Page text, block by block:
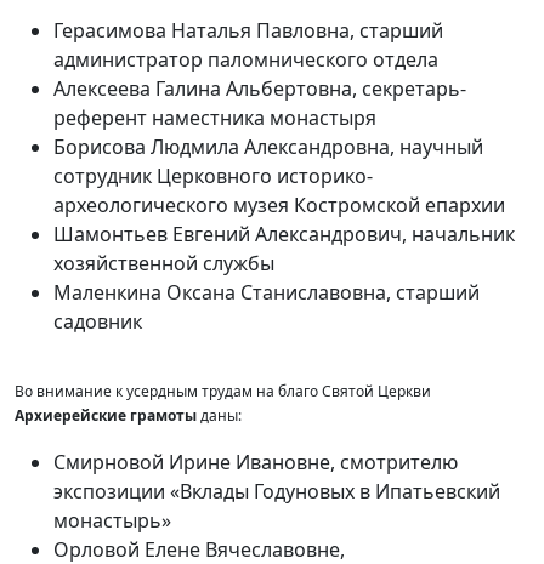
Герасимова Наталья Павловна, старший
администратор паломнического отдела
Алексеева Галина Альбертовна, секретарь-
референт наместника монастыря
Борисова Людмила Александровна, научный
сотрудник Церковного историко-
археологического музея Костромской епархии
Шамонтьев Евгений Александрович, начальник
хозяйственной службы
Маленкина Оксана Станиславовна, старший
садовник
Во внимание к усердным трудам на благо Святой Церкви
Архиерейские грамотыданы:
Смирновой Ирине Ивановне, смотрителю
экспозиции «Вклады Годуновых в Ипатьевский
монастырь»
Орловой Елене Вячеславовне,